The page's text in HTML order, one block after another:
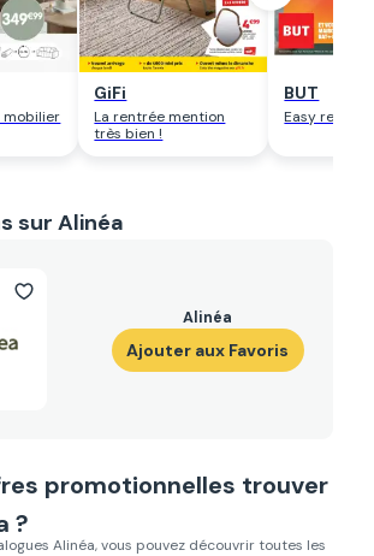
mobilier
GiFi
La rentrée mention
très bien !
BUT
Easy rentrée
sur Alinéa
Alinéa
Ajouter aux Favoris
promotionnelles trouver
?
Alinéa, vous pouvez découvrir toutes les